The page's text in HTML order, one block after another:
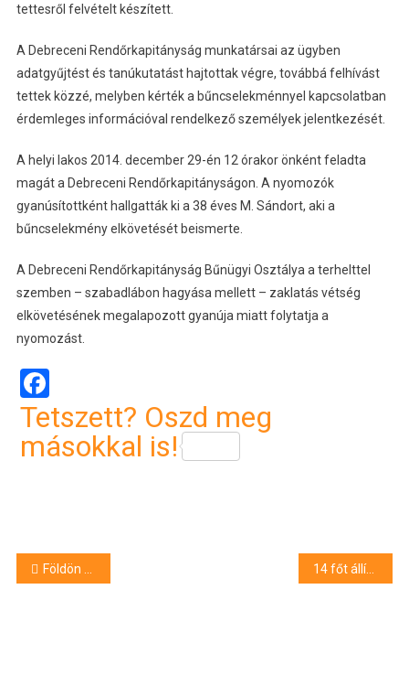
tettesről felvételt készített.
A Debreceni Rendőrkapitányság munkatársai az ügyben
adatgyűjtést és tanúkutatást hajtottak végre, továbbá felhívást
tettek közzé, melyben kérték a bűncselekménnyel kapcsolatban
érdemleges információval rendelkező személyek jelentkezését.
A helyi lakos 2014. december 29-én 12 órakor önként feladta
magát a Debreceni Rendőrkapitányságon. A nyomozók
gyanúsítottként hallgatták ki a 38 éves M. Sándort, aki a
bűncselekmény elkövetését beismerte.
A Debreceni Rendőrkapitányság Bűnügyi Osztálya a terhelttel
szemben – szabadlábon hagyása mellett – zaklatás vétség
elkövetésének megalapozott gyanúja miatt folytatja a
nyomozást.
Facebook
Tetszett? Oszd meg
másokkal is!
Bejegyzés
Földön fekvő, teljesen átfázott férfin segítettek a rendőrök 14 főt állítottak elő